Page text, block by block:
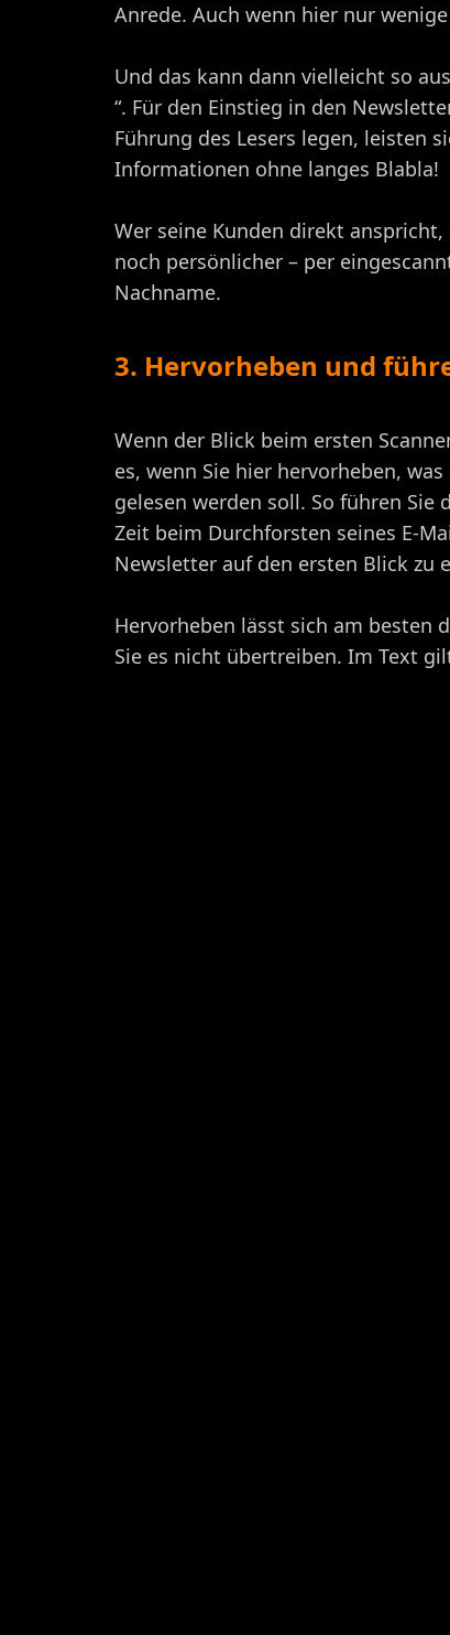
Anrede. Auch wenn hier nur
Und das kann dann vielleicht so
“. Für den Einstieg in den
Führung des Lesers legen, leisten
Informationen ohne langes Blabla!
Wer seine Kunden direkt
noch persönlicher – per
Nachname.
3. Hervorheben und
Wenn der Blick beim ersten
es, wenn Sie hier hervorheben,
gelesen werden soll. So führen
Zeit beim Durchforsten seines E-
Newsletter auf den ersten Blick zu
Hervorheben lässt sich am besten
Sie es nicht übertreiben. Im Text